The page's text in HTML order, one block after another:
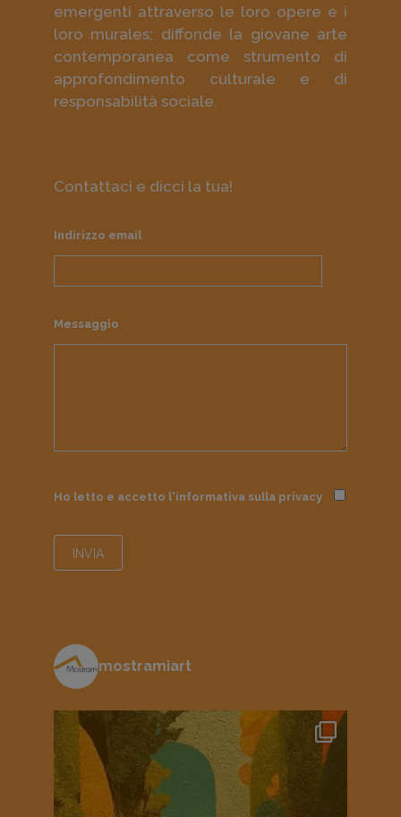
emergenti attraverso le loro opere e i
loro murales; diffonde la giovane arte
contemporanea come strumento di
approfondimento culturale e di
responsabilità sociale.
Contattaci e dicci la tua!
Indirizzo email
Messaggio
Ho letto e accetto l'informativa sulla privacy
mostramiart